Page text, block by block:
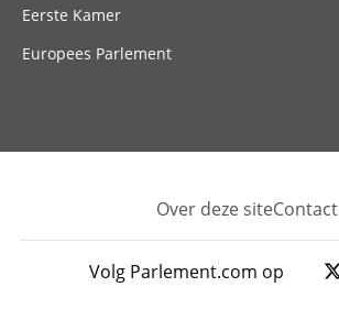
Eerste Kamer
Europees Parlement
Footer
Over deze siteContact
Volg Parlement.com op